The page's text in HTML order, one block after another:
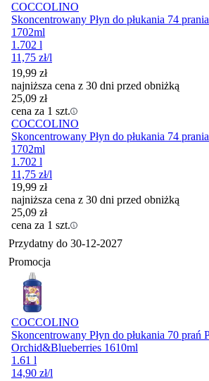
COCCOLINO
Skoncentrowany Płyn do płukania 74
1702ml
1.702 l
11,75 zł/l
19,99 zł
najniższa cena z 30 dni przed obniżką
25,09 zł
cena za 1 szt.
COCCOLINO
Skoncentrowany Płyn do płukania 74
1702ml
1.702 l
11,75 zł/l
19,99 zł
najniższa cena z 30 dni przed obniżką
25,09 zł
cena za 1 szt.
Przydatny do 30-12-2027
Promocja
COCCOLINO
Skoncentrowany Płyn do płukania 70 prań
Orchid&Blueberries 1610ml
1.61 l
14,90 zł/l